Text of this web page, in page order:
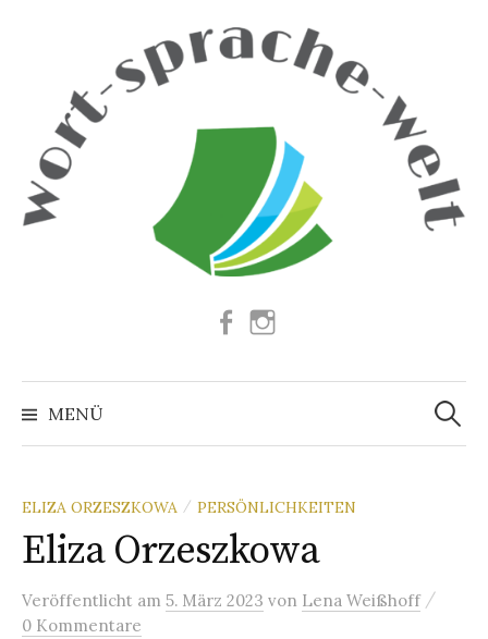
Facebook
MENÜ
Suchen
nach:
ELIZA ORZESZKOWA / PERSÖNLICHKEITEN
Eliza Orzeszkowa
Veröffentlicht am 5. März 2023 von Lena Weißhoff /
0 Kommentare